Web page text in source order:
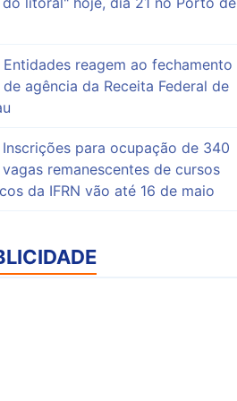
Entidades reagem ao fechamento
de agência da Receita Federal de
Inscrições para ocupação de 340
vagas remanescentes de cursos
da IFRN vão até 16 de maio